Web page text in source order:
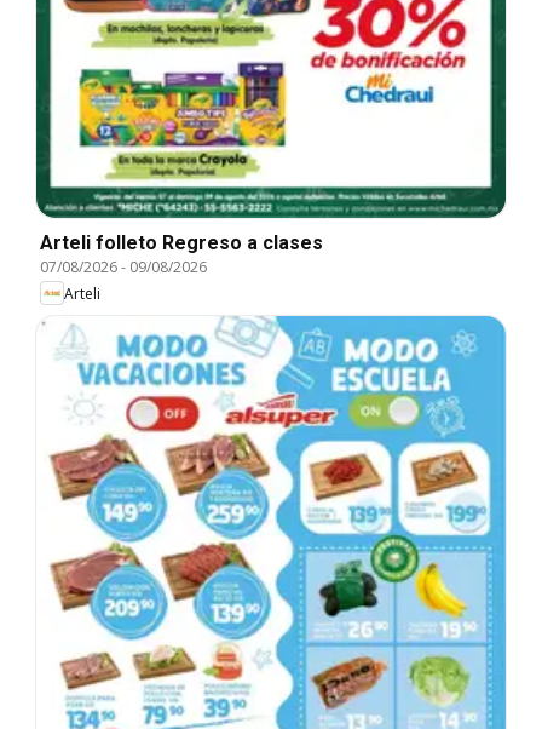
Arteli folleto Regreso a clases
07/08/2026- 09/08/2026
Arteli